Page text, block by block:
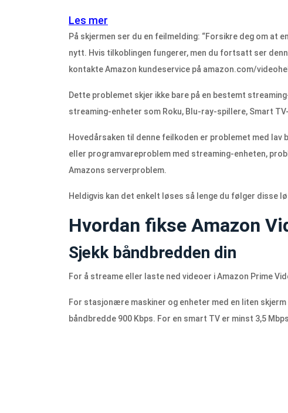
Les mer
På skjermen ser du en feilmelding: “Forsikre deg om
nytt. Hvis tilkoblingen fungerer, men du fortsatt ser
kontakte Amazon kundeservice på amazon.com/
Dette problemet skjer ikke bare på en bestemt
streaming-enheter som Roku, Blu-ray-spillere, Smart
Hovedårsaken til denne feilkoden er problemet med
eller programvareproblem med streaming-enheten,
Amazons serverproblem.
Heldigvis kan det enkelt løses så lenge du følger disse
Hvordan fikse Amazon
Sjekk båndbredden din
For å streame eller laste ned videoer i Amazon Prime
For stasjonære maskiner og enheter med en liten
båndbredde 900 Kbps. For en smart TV er minst 3,5